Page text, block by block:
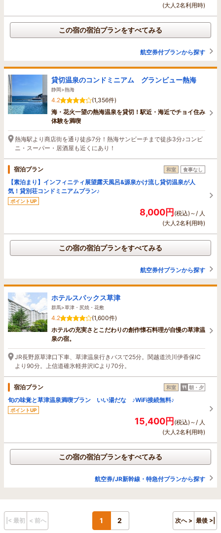
(大人2名利用時)
この宿の宿泊プランをすべてみる
航空券付プランから探す
貸切温泉のコンドミニアム グランビュー熱海
静岡>熱海
4.2
(1,356件)
海・花火一望の熱海温泉を貸切！駅近・海近でチョイ住み
体験を満喫
熱海駅より商店街を通り徒歩7分！熱海サンビーチまで徒歩3分♪コンビ
ニ・スーパー・居酒屋も近くにあり！
宿泊プラン 和室 食事なし
【素泊まり】インフィニティ展望露天風呂&源泉かけ流し貸切温泉が人
気！貸別荘コンドミニアムプラン♪
ポイントUP
8,000円(税込)～/ 人
(大人2名利用時)
この宿の宿泊プランをすべてみる
航空券付プランから探す
ホテルスパックス草津
群馬>草津・尻焼・花敷
4.2
(1,600件)
ホテルの充実さとこだわりの創作懐石料理が自慢の草津温
泉の宿。
JR長野原草津口下車、草津温泉行きバスで25分。関越道渋川伊香保IC
より90分。上信道碓氷軽井沢ICより70分。
宿泊プラン 和室 朝・夕
旬の味覚と草津温泉満喫プラン いい湯だな ♪WiFi接続無料♪
ポイントUP
15,400円(税込)～/ 人
(大人2名利用時)
この宿の宿泊プランをすべてみる
航空券/JR新幹線・特急付プランから探す
|< 最初 < 前へ 1 2 次へ > 最後 >|